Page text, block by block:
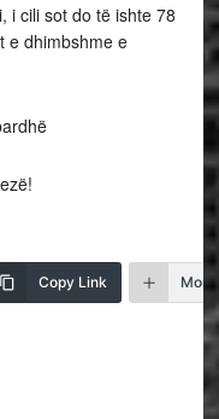
i cili sot do të ishte 78
e dhimbshme e
Copy Link More